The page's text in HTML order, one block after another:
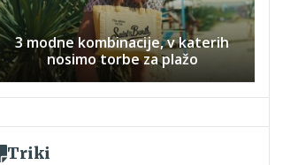
3 modne kombinacije, v katerih
nosimo torbe za plažo
Triki